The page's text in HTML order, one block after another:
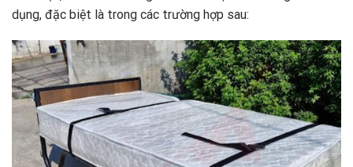
dụng, đặc biệt là trong các trường hợp sau: